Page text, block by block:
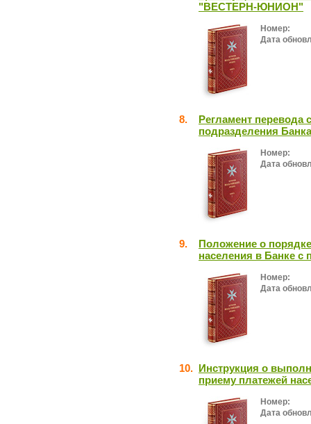
"ВЕСТЕРН-ЮНИОН"
Номер:
Дата
8.
Регламент перевода
подразделения
Номер:
Дата
9.
Положение о
населения в Банке
Номер:
Дата
10. Инструкция о
приему платежей
Номер:
Дата